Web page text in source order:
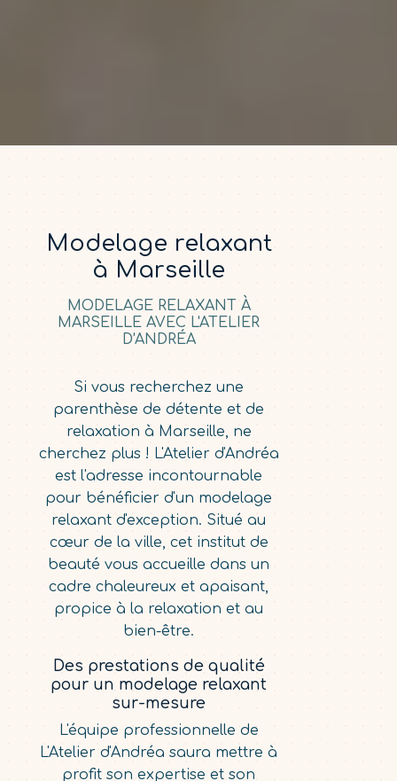
Modelage relaxant
à Marseille
MODELAGE RELAXANT À
MARSEILLE AVEC L'ATELIER
D'ANDRÉA
Si vous recherchez une
parenthèse de détente et de
relaxation à Marseille, ne
cherchez plus ! L'Atelier d'Andréa
est l'adresse incontournable
pour bénéficier d'un modelage
relaxant d'exception. Situé au
cœur de la ville, cet institut de
beauté vous accueille dans un
cadre chaleureux et apaisant,
propice à la relaxation et au
bien-être.
Des prestations de qualité
pour un modelage relaxant
sur-mesure
L'équipe professionnelle de
L'Atelier d'Andréa saura mettre à
profit son expertise et son